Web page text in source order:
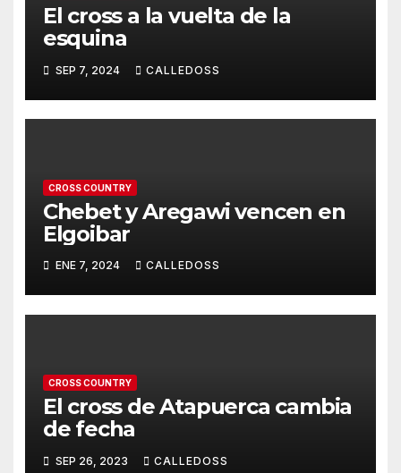
El cross a la vuelta de la
esquina
SEP 7, 2024 CALLEDOSS
CROSS COUNTRY
Chebet y Aregawi vencen en
Elgoibar
ENE 7, 2024 CALLEDOSS
CROSS COUNTRY
El cross de Atapuerca cambia
de fecha
SEP 26, 2023 CALLEDOSS